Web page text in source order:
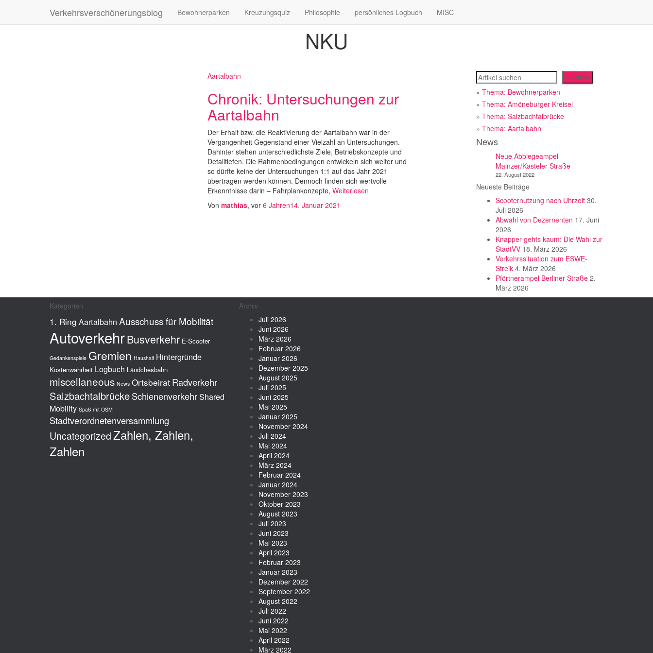
Verkehrsverschönerungsblog Bewohnerparken Kreuzungsquiz Philosophie persönliches Logbuch MISC
NKU
Aartalbahn
Chronik: Untersuchungen zur
Aartalbahn
Der Erhalt bzw. die Reaktivierung der Aartalbahn war in der
Vergangenheit Gegenstand einer Vielzahl an Untersuchungen.
Dahinter stehen unterschiedlichste Ziele, Betriebskonzepte und
Detailtiefen. Die Rahmenbedingungen entwickeln sich weiter und
so dürfte keine der Untersuchungen 1:1 auf das Jahr 2021
übertragen werden können. Dennoch finden sich wertvolle
Erkenntnisse darin – Fahrplankonzepte, Weiterlesen
Von mathias, vor 6 Jahren14. Januar 2021
Suchen
Suchen
» Thema: Bewohnerparken
» Thema: Amöneburger Kreisel
» Thema: Salzbachtalbrücke
» Thema: Aartalbahn
News
Neue Abbiegeampel
Mainzer/Kasteler Straße
22. August 2022
Neueste Beiträge
Scooternutzung nach Uhrzeit 30.
Juli 2026
Abwahl von Dezernenten 17. Juni
2026
Knapper gehts kaum: Die Wahl zur
StadtVV 18. März 2026
Verkehrssituation zum ESWE-
Streik 4. März 2026
Pförtnerampel Berliner Straße 2.
März 2026
Kategorien
1. Ring Aartalbahn Ausschuss für Mobilität
AutoverkehrBusverkehr E-Scooter
Gedankenspiele Gremien Haushalt Hintergründe
Kostenwahrheit Logbuch Ländchesbahn
miscellaneous News Ortsbeirat Radverkehr
SalzbachtalbrückeSchienenverkehrShared
Mobility Spaß mit OSM
Stadtverordnetenversammlung
UncategorizedZahlen, Zahlen,
Zahlen
Archiv
Juli 2026
Juni 2026
März 2026
Februar 2026
Januar 2026
Dezember 2025
August 2025
Juli 2025
Juni 2025
Mai 2025
Januar 2025
November 2024
Juli 2024
Mai 2024
April 2024
März 2024
Februar 2024
Januar 2024
November 2023
Oktober 2023
August 2023
Juli 2023
Juni 2023
Mai 2023
April 2023
Februar 2023
Januar 2023
Dezember 2022
September 2022
August 2022
Juli 2022
Juni 2022
Mai 2022
April 2022
März 2022